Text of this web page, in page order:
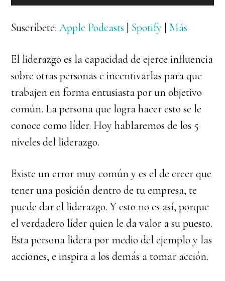
de
audio
Suscríbete:Apple Podcasts | Spotify | Más
El liderazgo es la capacidad de ejerce influencia
sobre otras personas e incentivarlas para que
trabajen en forma entusiasta por un objetivo
común. La persona que logra hacer esto se le
conoce como líder. Hoy hablaremos de los 5
niveles del liderazgo.
Existe un error muy común y es el de creer que
tener una posición dentro de tu empresa, te
puede dar el liderazgo. Y esto no es así, porque
el verdadero líder quien le da valor a su puesto.
Esta persona lidera por medio del ejemplo y las
acciones, e inspira a los demás a tomar acción.